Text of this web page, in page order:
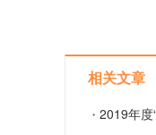
相关文章
・ 2019年度